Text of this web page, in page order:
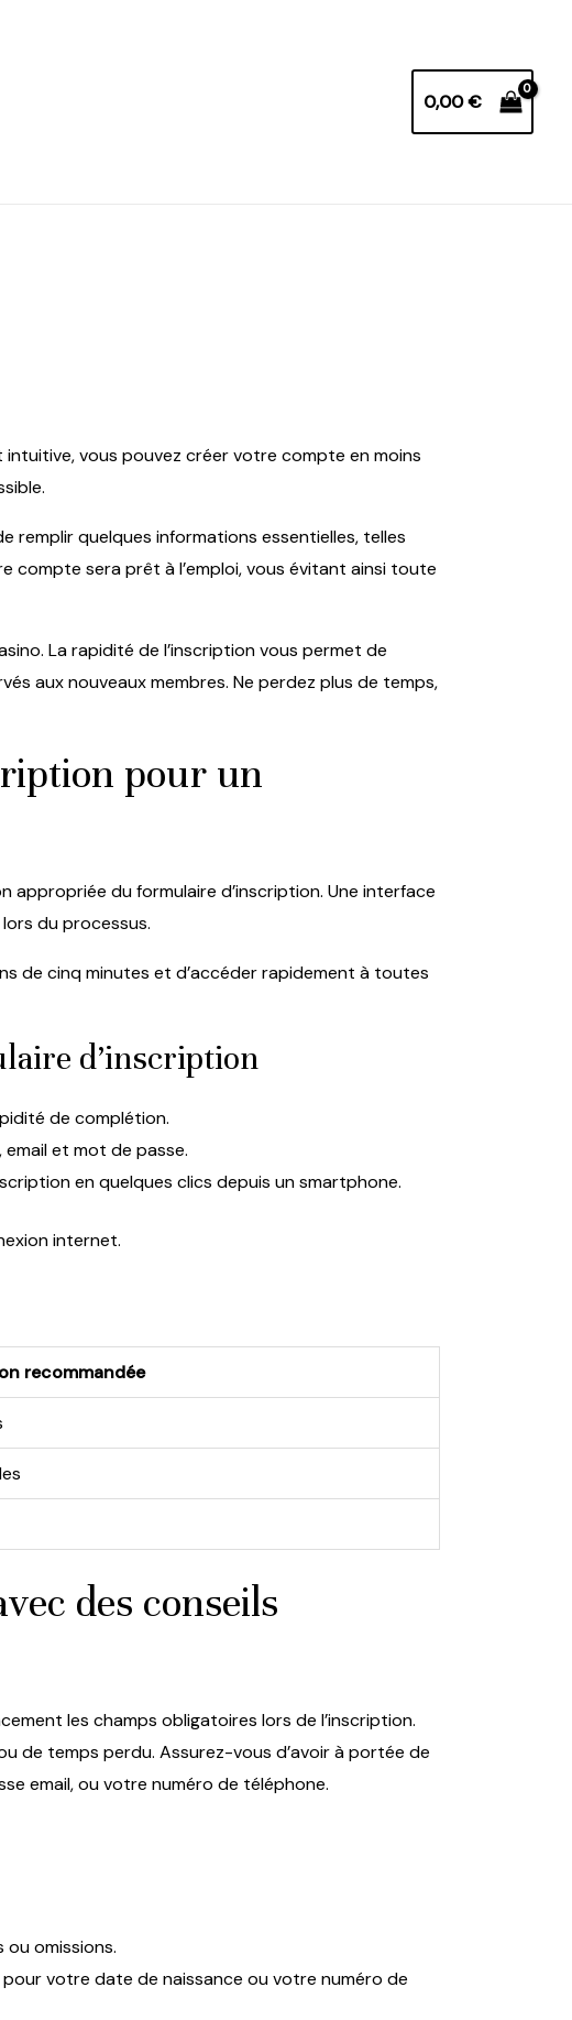
0,00€
intuitive, vous pouvez créer votre compte en moins
remplir quelques informations essentielles, telles
compte sera prêt à l’emploi, vous évitant ainsi toute
. La rapidité de l’inscription vous permet de
aux nouveaux membres. Ne perdez plus de temps,
pour un
du formulaire d’inscription. Une interface
du processus.
de cinq minutes et d’accéder rapidement à toutes
d’inscription
de complétion.
et mot de passe.
en quelques clics depuis un smartphone.
internet.
recommandée
des conseils
les champs obligatoires lors de l’inscription.
de temps perdu. Assurez-vous d’avoir à portée de
email, ou votre numéro de téléphone.
omissions.
votre date de naissance ou votre numéro de